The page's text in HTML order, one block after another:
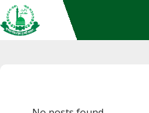
Skip
to
content